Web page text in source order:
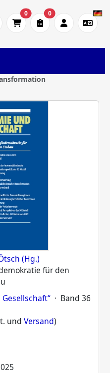
0 0
(Hg.)
für den
· Band 36
und Versand)